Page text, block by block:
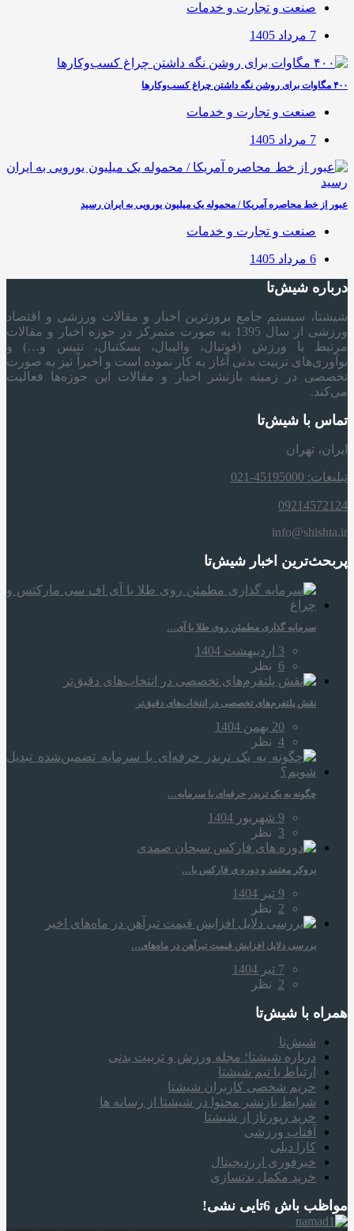
صنعت و تجارت و خدمات
7 مرداد 1405
۴۰۰ مگاوات برای روشن نگه داشتن چراغ کسب‌وکار‌ها
صنعت و تجارت و خدمات
7 مرداد 1405
عبور از خط محاصره آمریکا / محموله یک میلیون یورویی به ایران رسید
صنعت و تجارت و خدمات
6 مرداد 1405
درباره شیش‌تا
شیشتا، سیستم جامع بروزترین اخبار و مقالات ورزشی و اقتصاد
ورزشی از سال 1395 به صورت متمرکز در حوزه اخبار و مقالات
مرتبط با ورزش (فوتبال، والیبال، بسکتبال، تنیس و…) و
نوآوری‌های تربیت بدنی آغاز به کار نموده است و اخیراً نیز به صورت
تخصصی در زمینه بازنشر اخبار و مقالات این حوزه‌ها فعالیت
می‌کند.
تماس با شیش‌تا
ایران، تهران
تبلیغات: 45195000-021
09214572124
info@shishta.ir
پربحث‌ترین اخبار شیش‌تا
سرمایه‌ گذاری مطمئن روی طلا با آی…
3 اردیبهشت 1404
6 نظر
نقش پلتفرم‌های تخصصی در انتخاب‌های دقیق‌تر
20 بهمن 1404
4 نظر
چگونه به یک تریدر حرفه‌ای با سرمایه…
9 شهریور 1404
3 نظر
بروکر معتمد و دوره‌ ی فارکس با…
9 تیر 1404
2 نظر
بررسی دلایل افزایش قیمت تیرآهن در ماه‌های…
7 تیر 1404
2 نظر
همراه‌ با شیش‌تا
شیش‌تا
درباره شیشتا؛ مجله ورزش و تربیت بدنی
ارتباط با تیم شیشتا
حریم شخصی کاربران شیشتا
شرایط بازنشر محتوا در شیشتا از رسانه ها
خرید رپورتاژ از شیشتا
آفتاب ورزشی
کارا دیلی
خبرفوری ارزدیجیتال
خرید مکمل بدنسازی
مواظب باش 6تایی نشی!